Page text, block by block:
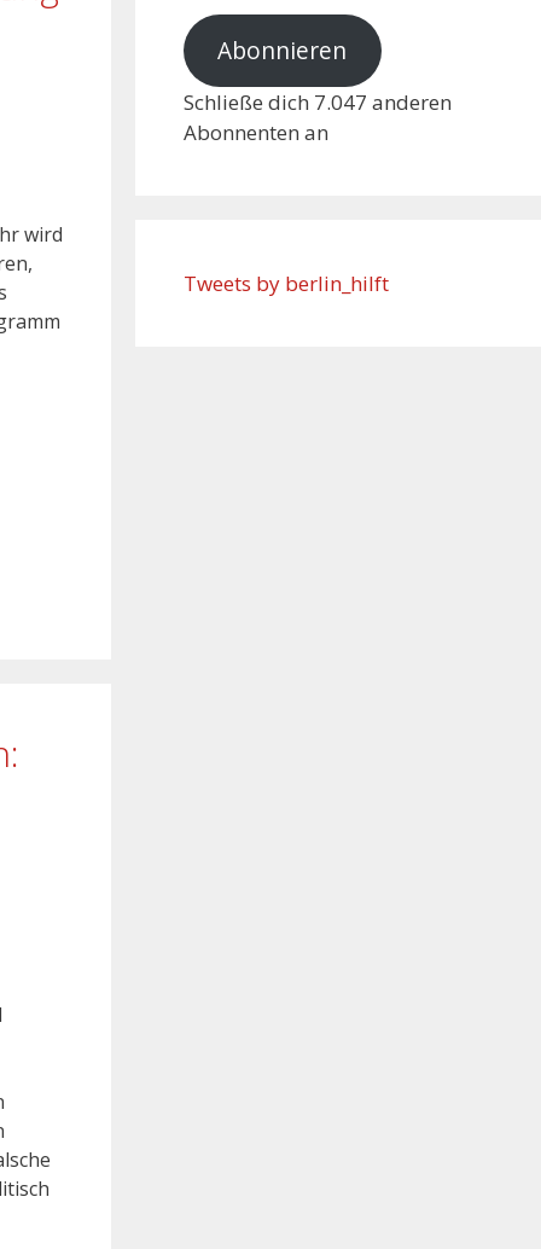
wird
Abonnieren
Schließe dich 7.047 anderen
Abonnenten an
Tweets by berlin_hilft